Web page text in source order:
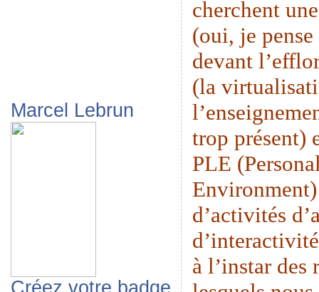
Marcel Lebrun
Créez votre badge
cherchent
(oui, je pense
devant
(la
trop présent)
PLE
d’activités
à l’instar des